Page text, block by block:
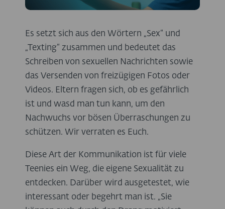
Es setzt sich aus den Wörtern „Sex“ und
„Texting“ zusammen und bedeutet das
Schreiben von sexuellen Nachrichten sowie
das Versenden von freizügigen Fotos oder
Videos. Eltern fragen sich, ob es gefährlich
ist und wasd man tun kann, um den
Nachwuchs vor bösen Überraschungen zu
schützen. Wir verraten es Euch.
Diese Art der Kommunikation ist für viele
Teenies ein Weg, die eigene Sexualität zu
entdecken. Darüber wird ausgetestet, wie
interessant oder begehrt man ist. „Sie